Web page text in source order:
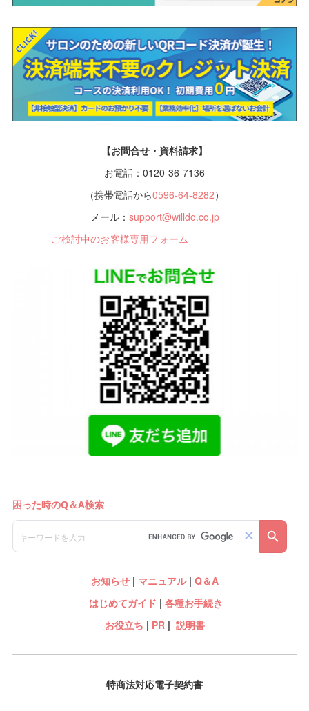
【お問合せ・資料請求】
お電話：0120-36-7136
（携帯電話から0596-64-8282）
メール： support@willdo.co.jp
ご検討中のお客様専用フォーム
お知らせ| マニュアル| Q＆A
はじめてガイド | 各種お手続き
お役立ち | PR| 説明書
特商法対応電子契約書